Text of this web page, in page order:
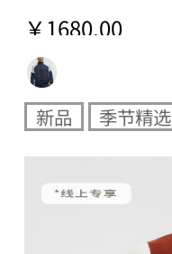
￥1680.00
新品 季节精选